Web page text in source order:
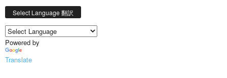
Select Language 翻訳
Powered by
Translate